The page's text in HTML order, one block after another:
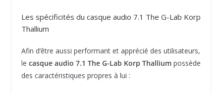
Les spécificités du casque audio 7.1 The G-Lab Korp
Thallium
Afin d’être aussi performant et apprécié des utilisateurs,
le casque audio 7.1 The G-Lab Korp Thalliumpossède
des caractéristiques propres à lui :